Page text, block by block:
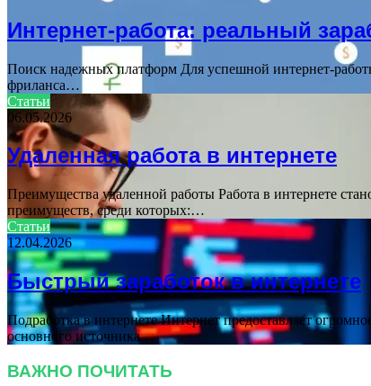
Интернет-работа: реальный
Поиск надежных платформ Для успешной интернет-
фриланса…
Статьи
06.05.2026
Удаленная работа в интернете
Преимущества удаленной работы Работа в интернете
преимуществ, среди которых:…
Статьи
12.04.2026
Быстрый заработок в интернете
Подработка в интернете Интернет предоставляет
основного источника…
ВАЖНО ПОЧИТАТЬ